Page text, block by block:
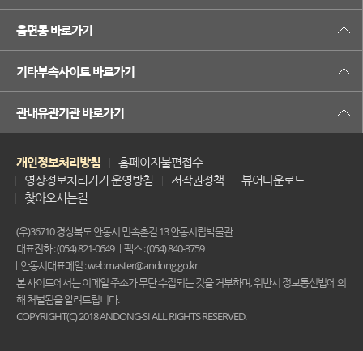
읍면동 바로가기
기타부속사이트 바로가기
관내유관기관 바로가기
개인정보처리방침
홈페이지불편접수
영상정보처리기기 운영방침
저작권정책
뷰어다운로드
찾아오시는길
(우)36710 경상북도 안동시 민속촌길 13 안동시립박물관
대표전화 : (054) 821-0649
팩스 : (054) 840-3759
안동시대표메일 : webmaster@andong.go.kr
본 사이트에서는 이메일 주소가 무단 수집되는 것을 거부하며, 위반시 정보통신법에 의
해 처벌됨을 알려드립니다.
COPYRIGHT(C) 2018 ANDONG-SI ALL RIGHTS RESERVED.